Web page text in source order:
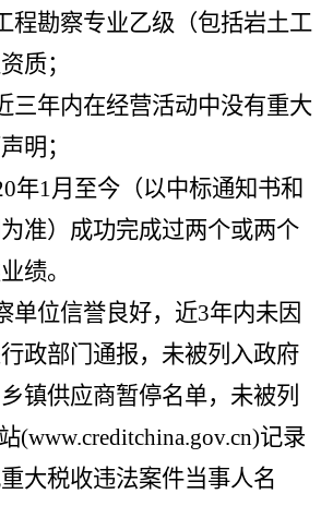
程勘察专业乙级（包括岩土工
质；
三年内在经营活动中没有重大
明；
年1月至今（以中标通知书和
准）成功完成过两个或两个
绩。
单位信誉良好，近3年内未因
政部门通报，未被列入政府
镇供应商暂停名单，未被列
(www.creditchina.gov.cn)记录
大税收违法案件当事人名